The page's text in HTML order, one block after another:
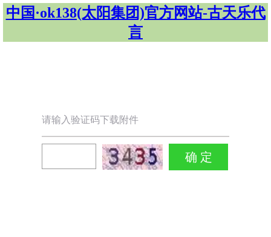
中国·ok138(太阳集团)官方网站-古天乐代
言
请输入验证码下载附件